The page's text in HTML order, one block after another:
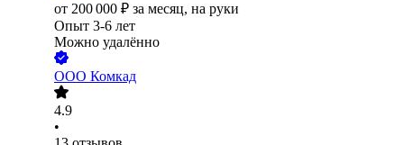
от 200 000 ₽ за месяц, на руки
Опыт 3-6 лет
Можно удалённо
ООО Комкад
4.9
•